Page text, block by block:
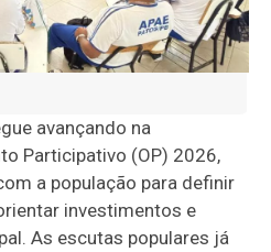
avançando na
Participativo (OP) 2026,
a população para definir
investimentos e
As escutas populares já